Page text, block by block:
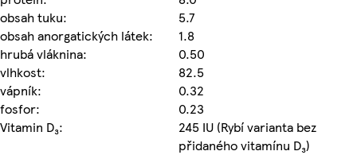
obsah tuku:
5.7
obsah anorgatických látek:
1.8
hrubá vláknina:
0.50
vlhkost:
82.5
vápník:
0.32
fosfor:
0.23
Vitamin D₃:
245 IU (Rybí varianta bez
přidaného vitamínu D₃)